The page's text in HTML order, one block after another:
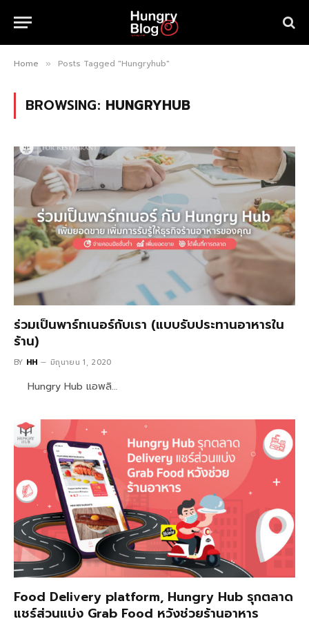
Home » Posts Tagged "Hungryhub"
BROWSING: HUNGRYHUB
ร่วมเป็นพาร์ทเนอร์กับเรา (แบบรับประทานอาหารใน
ร้าน)
BY HH มิถุนายน 1, 2020
Hungry Hub แอพลิ…
Food Delivery platform, Hungry Hub รุกตลาด
แชร์ส่วนแบ่ง Grab Food หวังช่วยร้านอาหาร